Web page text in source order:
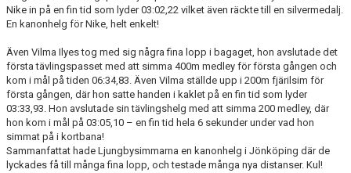
Nike in på en fin tid som lyder 03:02,22 vilket även räckte till en silvermedalj.
En kanonhelg för Nike, helt enkelt!
Även Vilma Ilyes tog med sig några fina lopp i bagaget, hon avslutade det
första tävlingspasset med att simma 400m medley för första gången och
kom i mål på tiden 06:34,83. Även Vilma ställde upp i 200m fjärilsim för
första gången, där hon satte handen i kaklet på en fin tid som lyder
03:33,93. Hon avslutade sin tävlingshelg med att simma 200 medley, där
hon kom i mål på 03:05,10 – en fin tid hela 6 sekunder under vad hon
simmat på i kortbana!
Sammanfattat hade Ljungbysimmarna en kanonhelg i Jönköping där de
lyckades få till många fina lopp, och testade många nya distanser. Kul!